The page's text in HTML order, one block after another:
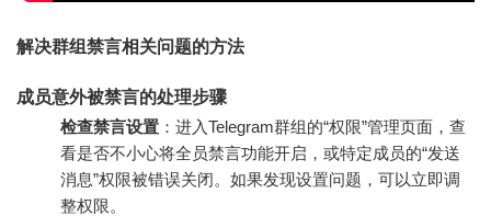
解决群组禁言相关问题的方法
成员意外被禁言的处理步骤
检查禁言设置 ：进入Telegram群组的“权限”管理页面，查
看是否不小心将全员禁言功能开启，或特定成员的“发送
消息”权限被错误关闭。如果发现设置问题，可以立即调
整权限。